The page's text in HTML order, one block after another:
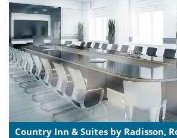
Country Inn & Suites by Radisson,